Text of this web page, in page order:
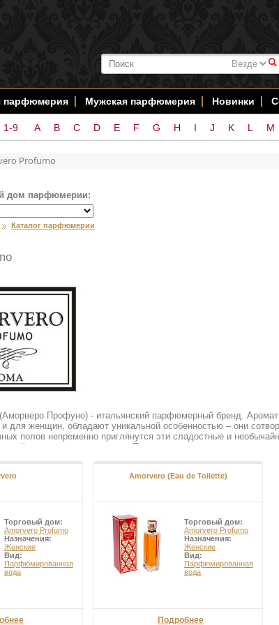
#
парфюмерия Мужская парфюмерия Новинки
1-9 A B C D E F G H I J K L M
Profumo
дом парфюмерии:
Каталог парфюмерии
(Аморверо Профуно) - итальянский парфюмерный бренд.
для женщин, обладают уникальной особенностью – они
полов непременно приглянутся эти сладостные и
мягкостью и легкостью. Продукция данного бренда –
Торговый дом:
Amorvero Profumo
Назначения:
Женские
Вид:
Парфюмированная
вода
Amorvero (Eau de Toilette)
Торговый дом:
Amorvero Profumo
Назначения:
Женские
Вид:
Парфюмированная
вода
Подробнее